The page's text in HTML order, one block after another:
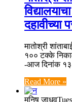
दहावीच्या
मातोश्री
१०० टक्के
-आज दिनांक
Read More »
मनिष जाधव